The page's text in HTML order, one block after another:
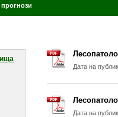
Дата на
Дата на